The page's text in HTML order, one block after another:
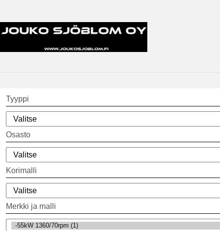
Tyyppi
Osasto
Korimalli
Merkki ja malli